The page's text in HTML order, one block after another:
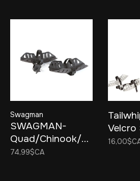
Swagman
SWAGMAN-
Quad/Chinook/Dispatch
Fat Tire Trays
74,99$CA
Velcro
of 5)